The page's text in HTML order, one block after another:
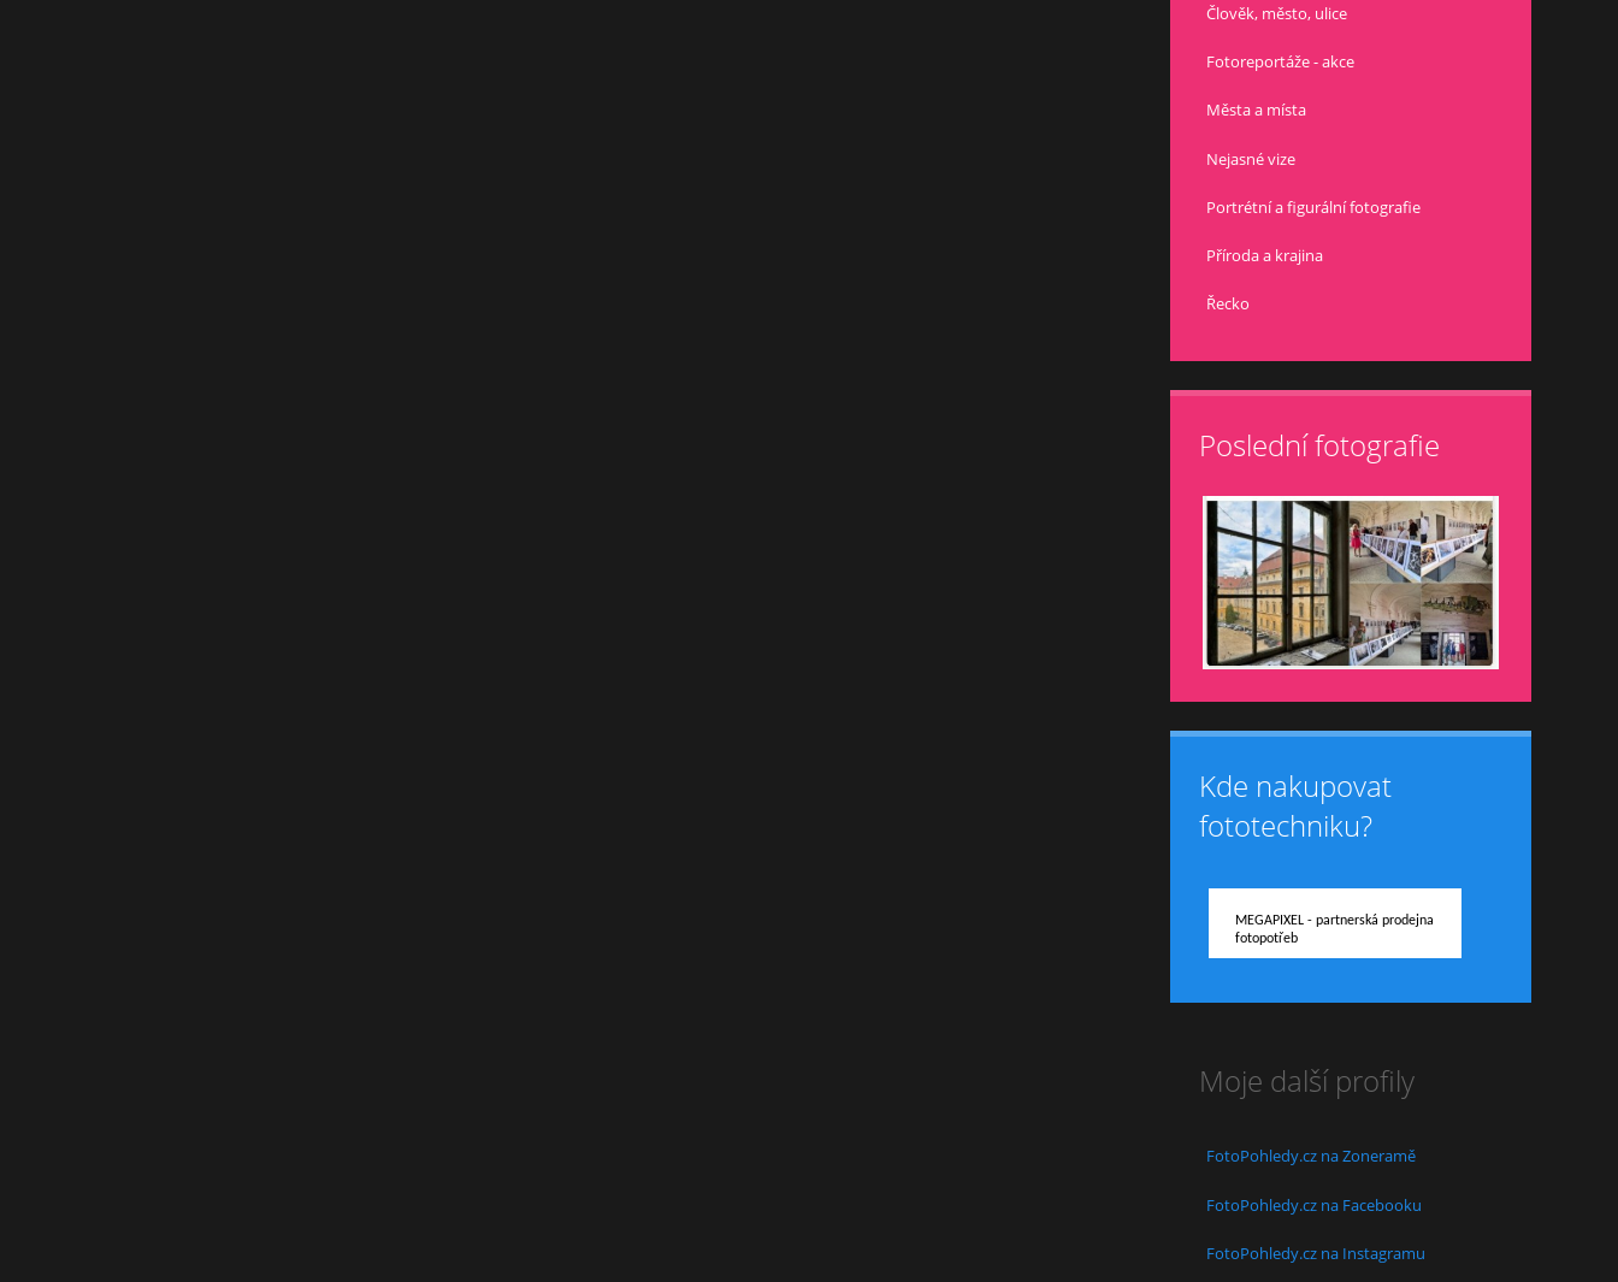
Člověk, město, ulice
Fotoreportáže - akce
Města a místa
Nejasné vize
Portrétní a figurální fotografie
Příroda a krajina
Řecko
Poslední fotografie
Kde nakupovat
fototechniku?
MEGAPIXEL - partnerská prodejna
fotopotřeb
Moje další profily
FotoPohledy.cz na Zoneramě
FotoPohledy.cz na Facebooku
FotoPohledy.cz na Instagramu